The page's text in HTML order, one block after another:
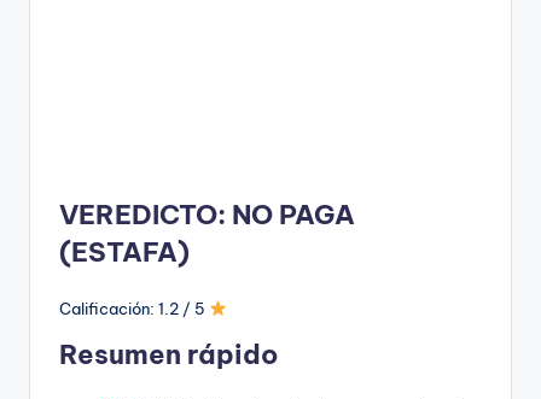
VEREDICTO: NO PAGA
(ESTAFA)
Calificación: 1.2 / 5
Resumen rápido